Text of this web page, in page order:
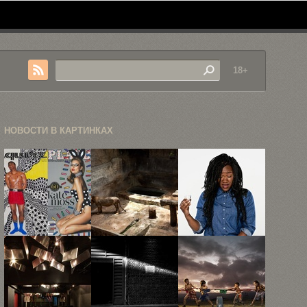
18+
НОВОСТИ В КАРТИНКАХ
Иллюстрации
на обложках
модных
журналов
15 снимков
животных,
заключённых
в ...
14 портретов
людей сразу
после ...